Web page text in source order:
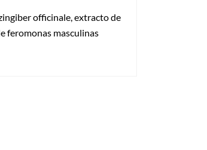
officinale, extracto de
feromonas masculinas